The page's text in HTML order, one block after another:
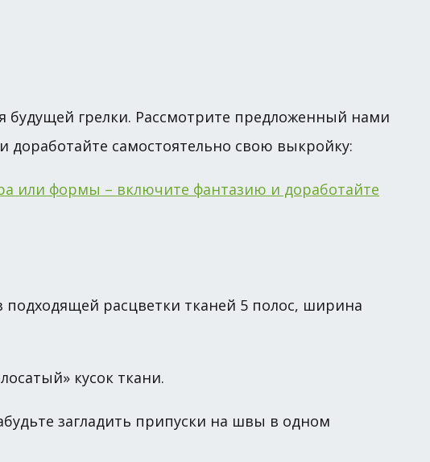
будущей грелки. Рассмотрите предложенный нами
самостоятельно свою выкройку:
расцветки тканей 5 полос, ширина
кусок ткани.
загладить припуски на швы в одном